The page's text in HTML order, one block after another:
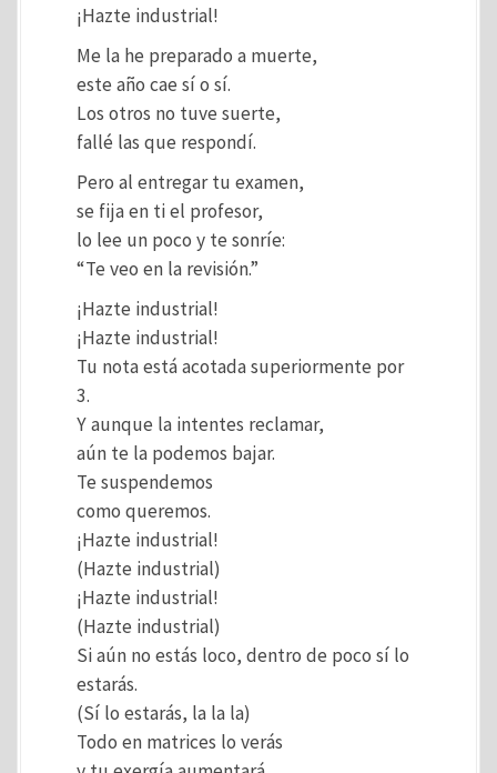
¡Hazte industrial!
Me la he preparado a muerte,
este año cae sí o sí.
Los otros no tuve suerte,
fallé las que respondí.
Pero al entregar tu examen,
se fija en ti el profesor,
lo lee un poco y te sonríe:
“Te veo en la revisión.”
¡Hazte industrial!
¡Hazte industrial!
Tu nota está acotada superiormente por
3.
Y aunque la intentes reclamar,
aún te la podemos bajar.
Te suspendemos
como queremos.
¡Hazte industrial!
(Hazte industrial)
¡Hazte industrial!
(Hazte industrial)
Si aún no estás loco, dentro de poco sí lo
estarás.
(Sí lo estarás, la la la)
Todo en matrices lo verás